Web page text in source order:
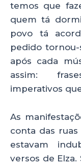
temos que
quem tá
povo tá
pedido
após cada
assim:
imperativos
As
conta das
estavam
versos de Elza.